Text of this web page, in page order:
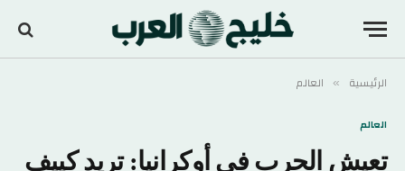
الرئيسية » العالم
العالم
تعيش الحرب في أوكرانيا: تريد كييف